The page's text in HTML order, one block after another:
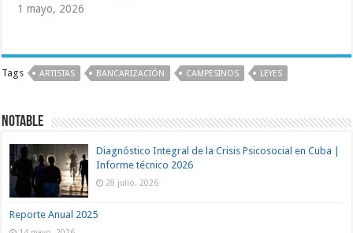
1 mayo, 2026
Tags ARTISTAS BANCARIZACIÓN CAMPESINOS LEYES
Notable
Diagnóstico Integral de la Crisis Psicosocial en Cuba |
Informe técnico 2026
28 julio, 2026
Reporte Anual 2025